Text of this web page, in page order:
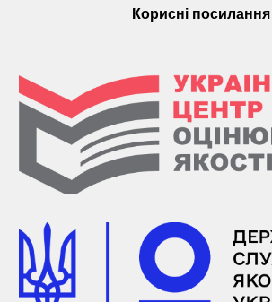
Корисні посилання